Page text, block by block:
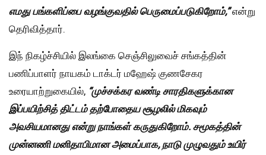
எமது பங்களிப்பை வழங்குவதில் பெருமைப்படுகிறோம்,”என்று
தெரிவித்தார்.
இந் நிகழ்ச்சியில் இலங்கை செஞ்சிலுவைச் சங்கத்தின்
பணிப்பாளர் நாயகம் டாக்டர் மஹேஷ் குணசேகர
உரையாற்றுகையில், “முச்சக்கர வண்டி சாரதிகளுக்கான
இப்பயிற்சித் திட்டம் தற்போதைய சூழலில் மிகவும்
அவசியமானது என்று நாங்கள் கருதுகிறோம். சமூகத்தின்
முன்னணி மனிதாபிமான அமைப்பாக, நாடு முழுவதும் உயிர்